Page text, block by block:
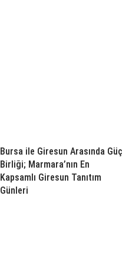
Bursa ile Giresun Arasında Güç
Birliği; Marmara’nın En
Kapsamlı Giresun Tanıtım
Günleri